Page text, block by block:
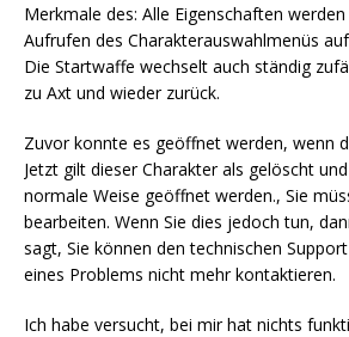
Merkmale des: Alle Eigenschaften
Aufrufen des Charakterauswahlmenüs
Die Startwaffe wechselt auch ständig
zu Axt und wieder zurück.
Zuvor konnte es geöffnet werden, wenn
Jetzt gilt dieser Charakter als gelöscht
normale Weise geöffnet werden., Sie
bearbeiten. Wenn Sie dies jedoch tun,
sagt, Sie können den technischen
eines Problems nicht mehr kontaktieren.
Ich habe versucht, bei mir hat nichts